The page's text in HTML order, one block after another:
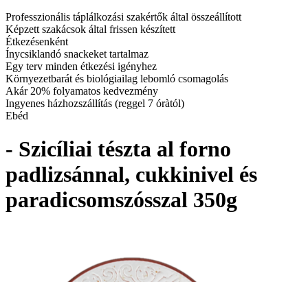
Professzionális táplálkozási szakértők által összeállított
Képzett szakácsok által frissen készített
Étkezésenként
Ínycsiklandó snackeket tartalmaz
Egy terv minden étkezési igényhez
Környezetbarát és biológiailag lebomló csomagolás
Akár 20% folyamatos kedvezmény
Ingyenes házhozszállítás (reggel 7 óràtól)
Ebéd
- Szicíliai tészta al forno
padlizsánnal, cukkinivel és
paradicsomszósszal 350g